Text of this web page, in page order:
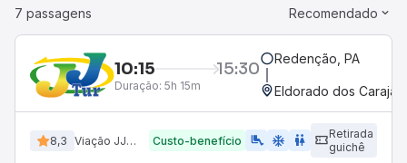
7 passagens Recomendado
10:15 15:30
Duração: 5h 15m
Redenção, PA
Eldorado dos
8,3 Viação JJ Tur Custo-benefício airline_seat_legroom_extra ac_unit wc
Retirada
guichê